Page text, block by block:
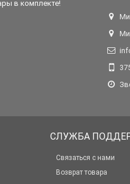
в комплекте!
СЛУЖБА
Связаться с нами
Возврат товара